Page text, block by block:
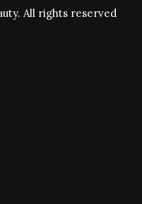
All rights reserved